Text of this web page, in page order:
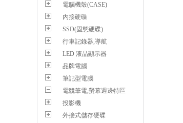
電腦機殼(CASE)
內接硬碟
SSD(固態硬碟)
行車記錄器,導航
LED 液晶顯示器
品牌電腦
筆記型電腦
電競筆電,螢幕週邊特區
投影機
外接式儲存硬碟